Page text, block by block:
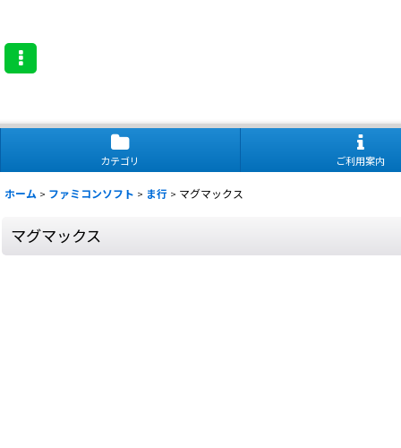
カテゴリ ご利用案内
ホーム > ファミコンソフト > ま行 > マグマックス
マグマックス